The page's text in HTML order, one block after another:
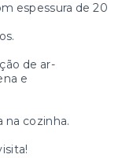
espessura de 20
de ar-
e
na cozinha.